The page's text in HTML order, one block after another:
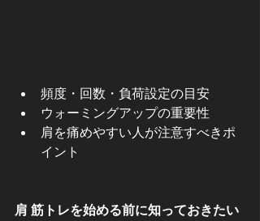
頻度・回数・負荷設定の目安
ウォーミングアップの重要性
肩を痛めやすい人が注意すべきポ
イント
肩 筋トレを始める前に知っておきたい